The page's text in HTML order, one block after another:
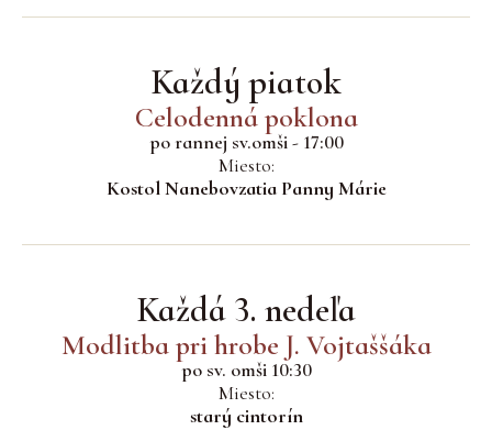
Každý piatok
Celodenná poklona
po rannej sv.omši - 17:00
Miesto:
Kostol Nanebovzatia Panny Márie
Každá 3. nedeľa
Modlitba pri hrobe J. Vojtaššáka
po sv. omši 10:30
Miesto:
starý cintorín